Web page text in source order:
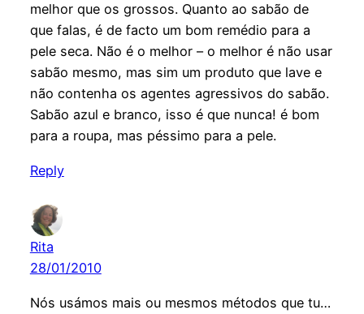
melhor que os grossos. Quanto ao sabão de
que falas, é de facto um bom remédio para a
pele seca. Não é o melhor – o melhor é não usar
sabão mesmo, mas sim um produto que lave e
não contenha os agentes agressivos do sabão.
Sabão azul e branco, isso é que nunca! é bom
para a roupa, mas péssimo para a pele.
Reply
Rita
28/01/2010
Nós usámos mais ou mesmos métodos que tu…